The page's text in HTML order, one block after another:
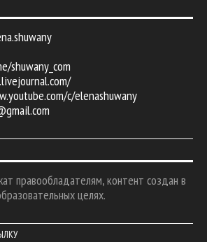
shuwany_com
c/elenashuwany
правообладателям, контент создан в
целях.